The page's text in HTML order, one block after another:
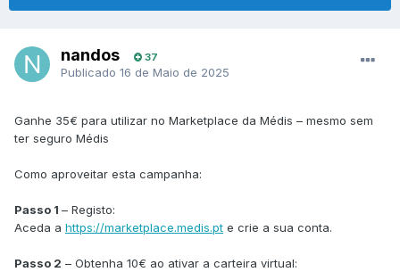
nandos 37
Publicado 16 de Maio de 2025
Ganhe 35€ para utilizar no Marketplace da Médis – mesmo sem
ter seguro Médis
Como aproveitar esta campanha:
Passo 1 – Registo:
Aceda a https://marketplace.medis.pt e crie a sua conta.
Passo 2 – Obtenha 10€ ao ativar a carteira virtual: